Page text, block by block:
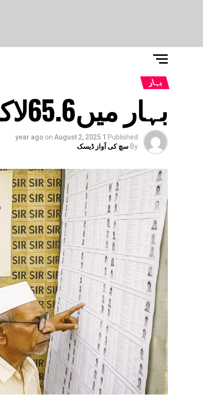
بہار
بہار میں65.6لاکھ ووٹروں کےکٹے نام
Published
1 year ago
on August 2, 2025
By سچ کی آواز ڈیسک